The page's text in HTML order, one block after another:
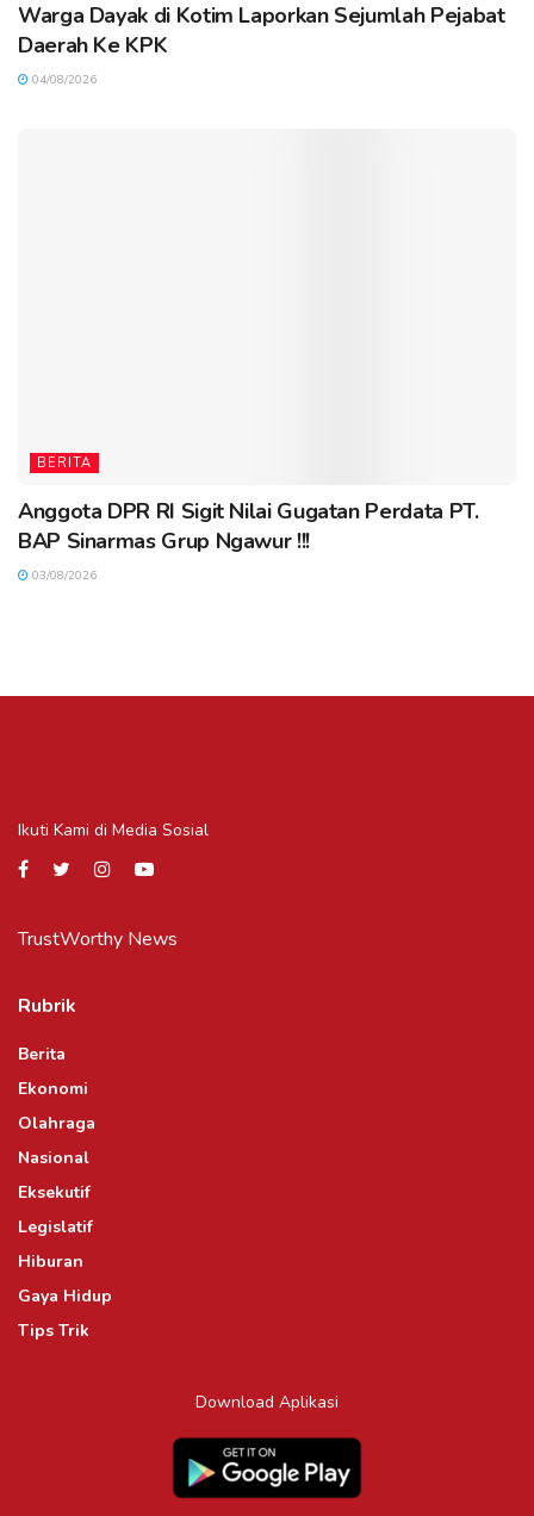
Warga Dayak di Kotim Laporkan Sejumlah Pejabat
Daerah Ke KPK
04/08/2026
BERITA
Anggota DPR RI Sigit Nilai Gugatan Perdata PT.
BAP Sinarmas Grup Ngawur !!!
03/08/2026
Ikuti Kami di Media Sosial
TrustWorthy News
Rubrik
Berita
Ekonomi
Olahraga
Nasional
Eksekutif
Legislatif
Hiburan
Gaya Hidup
Tips Trik
Download Aplikasi